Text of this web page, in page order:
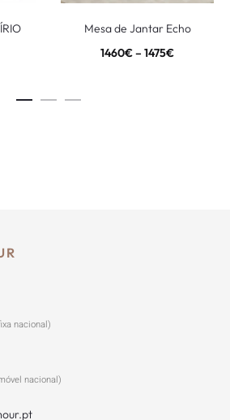
Mesa de Jantar Echo
1460€– 1475€
nacional)
nacional)